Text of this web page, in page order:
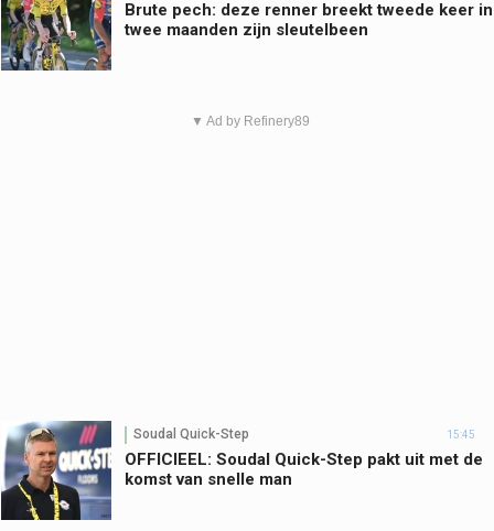
Brute pech: deze renner breekt tweede keer in
twee maanden zijn sleutelbeen
▼ Ad by Refinery89
Soudal Quick-Step 15:45
OFFICIEEL: Soudal Quick-Step pakt uit met de
komst van snelle man